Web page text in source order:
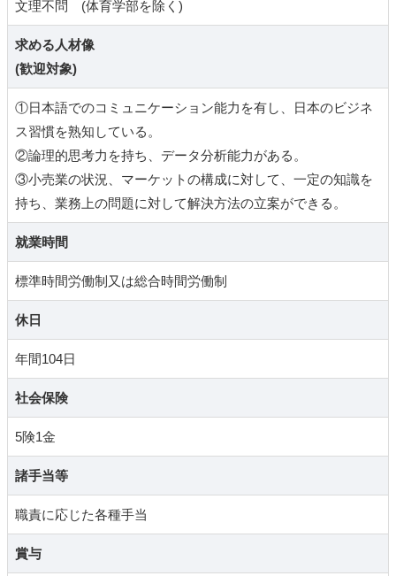
文理不問 (体育学部を除く)
求める人材像
(歓迎対象)
①日本語でのコミュニケーション能力を有し、日本のビジネ
ス習慣を熟知している。
②論理的思考力を持ち、データ分析能力がある。
③小売業の状況、マーケットの構成に対して、一定の知識を
持ち、業務上の問題に対して解決方法の立案ができる。
就業時間
標準時間労働制又は総合時間労働制
休日
年間104日
社会保険
5険1金
諸手当等
職責に応じた各種手当
賞与